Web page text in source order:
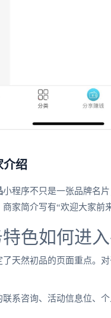
介绍
小程序不只是一张品牌名
商家简介写有“欢迎大家前
色如何进
了天然初品的页面重点。
联系咨询、活动信息位、